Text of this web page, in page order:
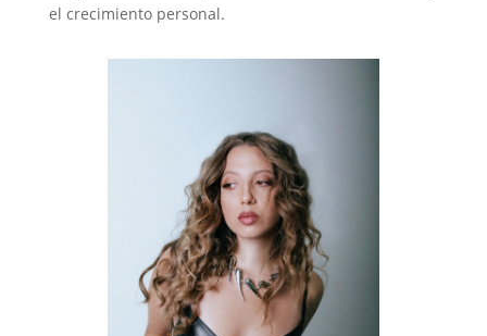
el crecimiento personal.